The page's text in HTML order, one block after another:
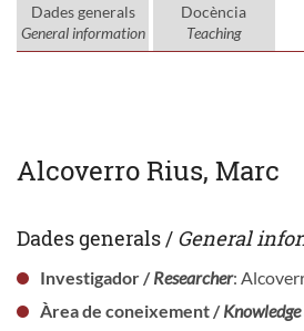
Dades generals
General information
Docència
Teaching
Alcoverro Rius, Marc
Dades generals / General
Investigador /Researcher:
Àrea de coneixement /